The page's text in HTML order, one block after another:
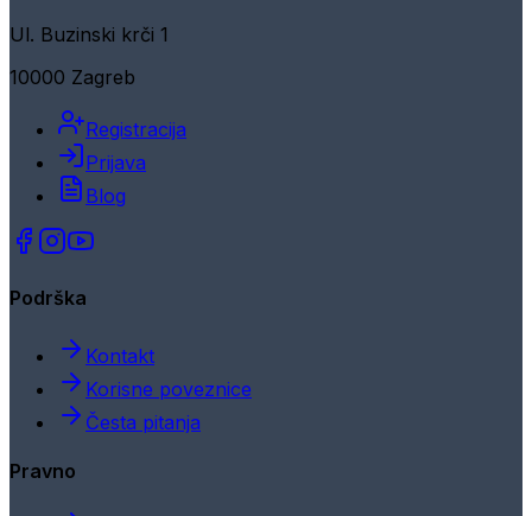
Ul. Buzinski krči 1
10000 Zagreb
Registracija
Prijava
Blog
Podrška
Kontakt
Korisne poveznice
Česta pitanja
Pravno